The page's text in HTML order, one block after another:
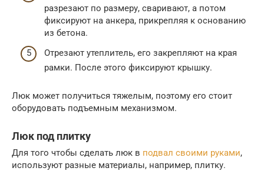
разрезают по размеру, сваривают, а потом
фиксируют на анкера, прикрепляя к основанию
из бетона.
Отрезают утеплитель, его закрепляют на края
рамки. После этого фиксируют крышку.
Люк может получиться тяжелым, поэтому его стоит
оборудовать подъемным механизмом.
Люк под плитку
Для того чтобы сделать люк в подвал своими руками,
используют разные материалы, например, плитку.